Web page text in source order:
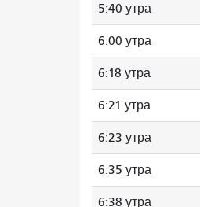
5:40 утра
6:00 утра
6:18 утра
6:21 утра
6:23 утра
6:35 утра
6:38 утра